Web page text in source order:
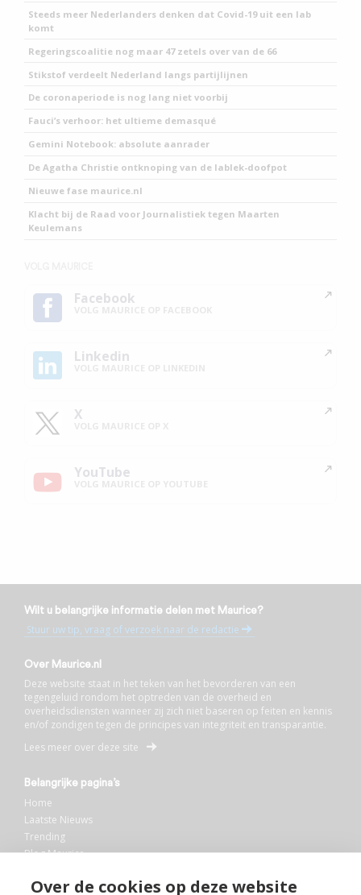
Over de cookies op deze website
Steeds meer Nederlanders denken dat Covid-19 uit een lab
komt
Regeringscoalitie nog maar 47 zetels over van de 66
Stikstof verdeelt Nederland langs partijlijnen
De coronaperiode is nog lang niet voorbij
Fauci’s verhoor: het ultieme demasqué
Gemini Notebook: absolute aanrader
De Agatha Christie ontknoping van de lablek-doofpot
Nieuwe fase maurice.nl
Klacht bij de Raad voor Journalistiek tegen Maarten
Keulemans
Facebook
Linkedin
X
YouTube
Wilt u belangrijke informatie delen met Maurice?
Stuur uw tip, vraag of verzoek naar de redactie
Over Maurice.nl
Deze website staat in het teken van het bevorderen van een
tegengeluid rondom het optreden van de overheid en
overheidsdiensten wanneer zij zich niet baseren op feiten en kennis
en/of zondigen tegen de principes van integriteit en transparantie.
Lees meer over deze site
Belangrijke pagina’s
Home
Laatste Nieuws
Trending
Blog Maurice
Bibliotheek